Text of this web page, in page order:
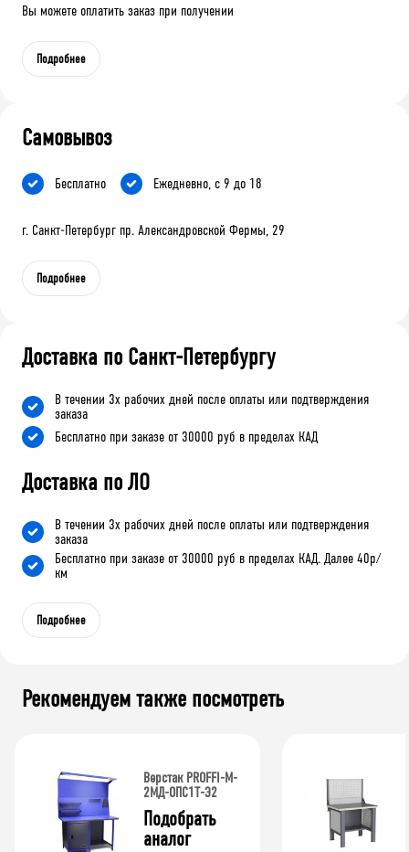
Вы можете оплатить заказ при получении
Подробнее
Самовывоз
Бесплатно Ежедневно, с 9 до 18
г. Санкт-Петербург пр. Александровской Фермы, 29
Подробнее
Доставка по Санкт-Петербургу
В течении 3х рабочих дней после оплаты или подтверждения
заказа
Бесплатно при заказе от 30000 руб в пределах КАД
Доставка по ЛО
В течении 3х рабочих дней после оплаты или подтверждения
заказа
Бесплатно при заказе от 30000 руб в пределах КАД. Далее 40р/
км
Подробнее
Рекомендуем также посмотреть
Верстак PROFFI-M-
2МД-ОПС1Т-Э2
Подобрать
аналог